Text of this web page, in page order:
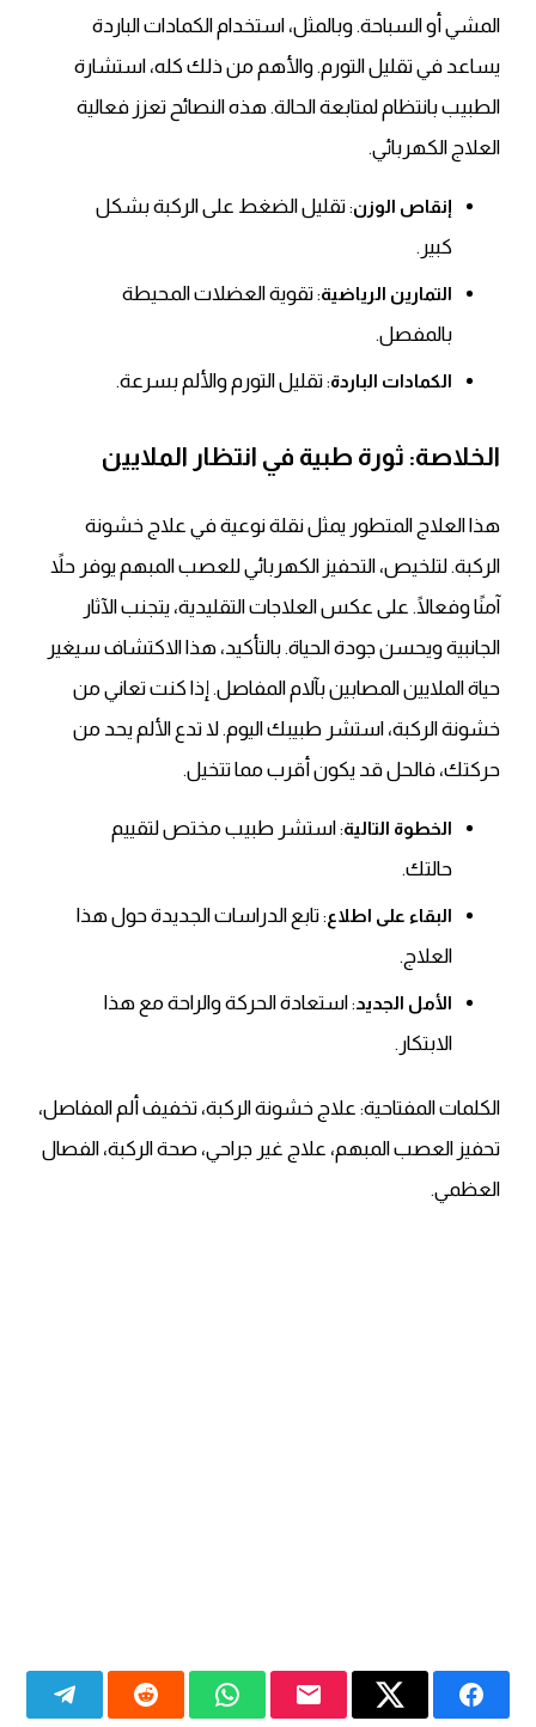
المشي أو السباحة. وبالمثل، استخدام الكمادات الباردة
يساعد في تقليل التورم. والأهم من ذلك كله، استشارة
الطبيب بانتظام لمتابعة الحالة. هذه النصائح تعزز فعالية
العلاج الكهربائي.
إنقاص الوزن: تقليل الضغط على الركبة بشكل
كبير.
التمارين الرياضية: تقوية العضلات المحيطة
بالمفصل.
الكمادات الباردة: تقليل التورم والألم بسرعة.
الخلاصة: ثورة طبية في انتظار الملايين
هذا العلاج المتطور يمثل نقلة نوعية في علاج خشونة
الركبة. لتلخيص، التحفيز الكهربائي للعصب المبهم يوفر حلاً
آمنًا وفعالًا. على عكس العلاجات التقليدية، يتجنب الآثار
الجانبية ويحسن جودة الحياة. بالتأكيد، هذا الاكتشاف سيغير
حياة الملايين المصابين بآلام المفاصل. إذا كنت تعاني من
خشونة الركبة، استشر طبيبك اليوم. لا تدع الألم يحد من
حركتك، فالحل قد يكون أقرب مما تتخيل.
الخطوة التالية: استشر طبيب مختص لتقييم
حالتك.
البقاء على اطلاع: تابع الدراسات الجديدة حول هذا
العلاج.
الأمل الجديد: استعادة الحركة والراحة مع هذا
الابتكار.
الكلمات المفتاحية: علاج خشونة الركبة، تخفيف ألم المفاصل،
تحفيز العصب المبهم، علاج غير جراحي، صحة الركبة، الفصال
العظمي.